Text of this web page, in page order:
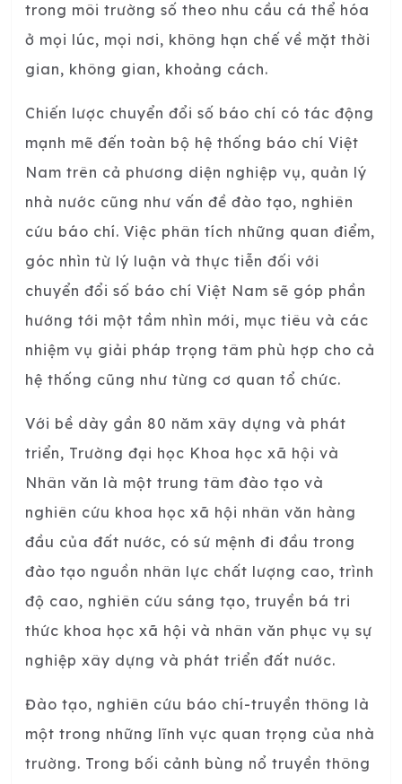
trong môi trường số theo nhu cầu cá thể hóa
ở mọi lúc, mọi nơi, không hạn chế về mặt thời
gian, không gian, khoảng cách.
Chiến lược chuyển đổi số báo chí có tác động
mạnh mẽ đến toàn bộ hệ thống báo chí Việt
Nam trên cả phương diện nghiệp vụ, quản lý
nhà nước cũng như vấn đề đào tạo, nghiên
cứu báo chí. Việc phân tích những quan điểm,
góc nhìn từ lý luận và thực tiễn đối với
chuyển đổi số báo chí Việt Nam sẽ góp phần
hướng tới một tầm nhìn mới, mục tiêu và các
nhiệm vụ giải pháp trọng tâm phù hợp cho cả
hệ thống cũng như từng cơ quan tổ chức.
Với bề dày gần 80 năm xây dựng và phát
triển, Trường đại học Khoa học xã hội và
Nhân văn là một trung tâm đào tạo và
nghiên cứu khoa học xã hội nhân văn hàng
đầu của đất nước, có sứ mệnh đi đầu trong
đào tạo nguồn nhân lực chất lượng cao, trình
độ cao, nghiên cứu sáng tạo, truyền bá tri
thức khoa học xã hội và nhân văn phục vụ sự
nghiệp xây dựng và phát triển đất nước.
Đào tạo, nghiên cứu báo chí-truyền thông là
một trong những lĩnh vực quan trọng của nhà
trường. Trong bối cảnh bùng nổ truyền thông